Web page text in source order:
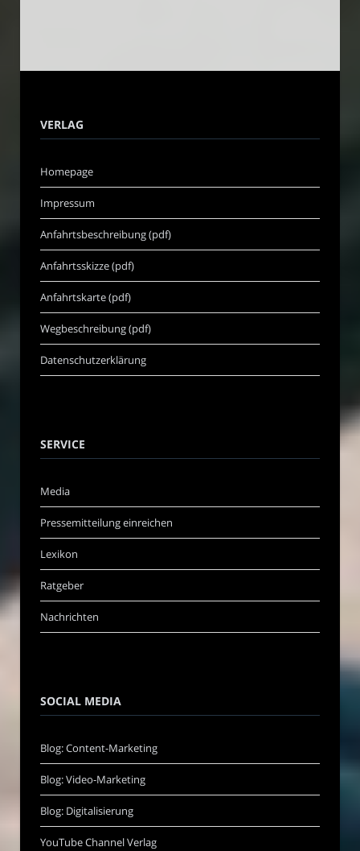
VERLAG
Homepage
Impressum
Anfahrtsbeschreibung (pdf)
Anfahrtsskizze (pdf)
Anfahrtskarte (pdf)
Wegbeschreibung (pdf)
Datenschutzerklärung
SERVICE
Media
Pressemitteilung einreichen
Lexikon
Ratgeber
Nachrichten
SOCIAL MEDIA
Blog: Content-Marketing
Blog: Video-Marketing
Blog: Digitalisierung
YouTube Channel Verlag